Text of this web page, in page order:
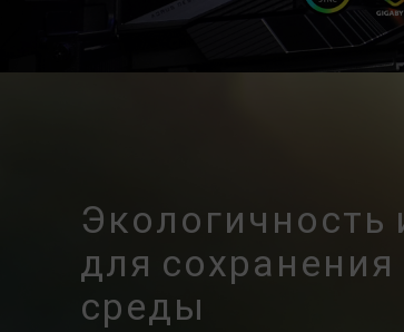
Экологичность
для
среды